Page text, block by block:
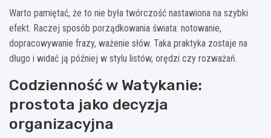
Warto pamiętać, że to nie była twórczość nastawiona na szybki
efekt. Raczej sposób porządkowania świata: notowanie,
dopracowywanie frazy, ważenie słów. Taka praktyka zostaje na
długo i widać ją później w stylu listów, orędzi czy rozważań.
Codzienność w Watykanie:
prostota jako decyzja
organizacyjna